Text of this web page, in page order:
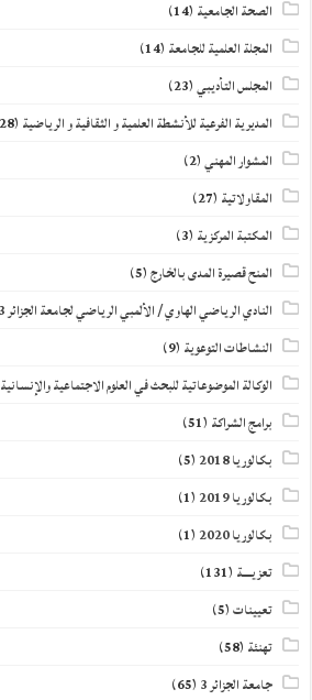
الصحة الجامعية (14)
المجلة العلمية للجامعة (14)
المجلس التأديبي(23)
المديرية الفرعية للأنشطة العلمية و الثقافية و الرياضية (28)
المشوار المهني(2)
المقاولاتية (27)
المكتبة المركزية (3)
المنح قصيرة المدى بالخارج(5)
النادي الرياضي الهاوي / الألمبي الرياضي لجامعة الجزائر 3
النشاطات التوعوية (9)
الوكالة الموضوعاتية للبحث في العلوم الاجتماعية والإنسانية
برامج الشراكة (51)
بكالوريا 2018
(5)
بكالوريا 2019
(1)
بكالوريا 2020
(1)
تعزيــــة (131)
تعيينات(5)
تهنئة (58)
جامعة الجزائر 3 (65)